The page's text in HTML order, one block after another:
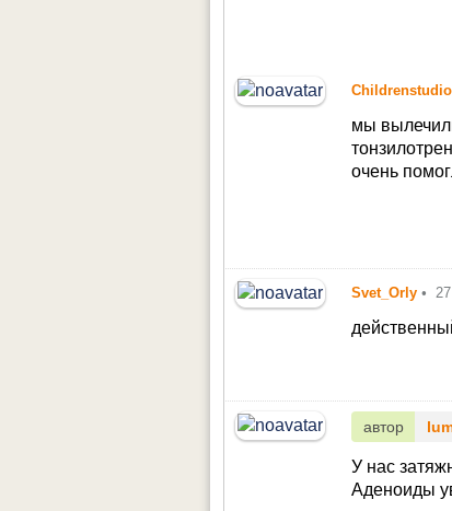
Childrenstudio
мы
очень
Svet_Orly •
автор
У нас
Аденоиды